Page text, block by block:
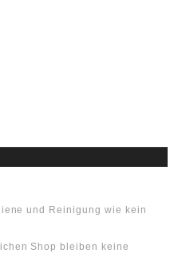
und Reinigung wie kein
Shop bleiben keine